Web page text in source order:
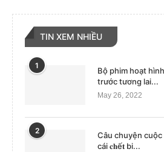
TIN XEM NHIỀU
1
Bộ phim hoạt hình
trước tương lai...
May 26, 2022
2
Câu chuyện cuộc
cái 𝐜𝐡ế𝐭 bi...